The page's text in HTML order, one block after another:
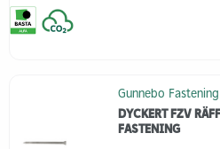
Gunnebo Fastening
DYCKERT FZV
FASTENING